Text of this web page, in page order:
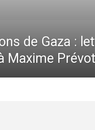
de Gaza :
Maxime Prévot